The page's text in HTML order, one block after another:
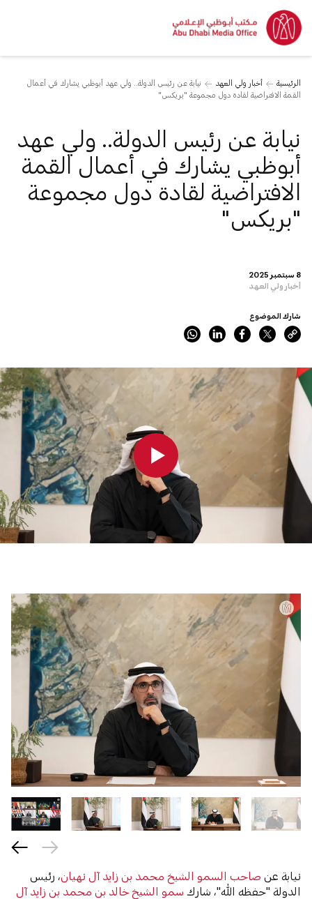
الرئيسية أخبار ولي العهد
نيابة عن رئيس الدولة.. ولي عهد أبوظبي يشارك في أعمال
القمة الافتراضية لقادة دول مجموعة "بريكس"
8 سبتمبر 2025
أخبار ولي العهد
نيابة عن رئيس الدولة.. ولي عهد
أبوظبي يشارك في أعمال القمة
الافتراضية لقادة دول مجموعة
"بريكس"
شارك الموضوع
نيابة عن صاحب السمو الشيخ محمد بن زايد آل نهيان، رئيس
الدولة "حفظه الله"، شارك سمو الشيخ خالد بن محمد بن زايد آل